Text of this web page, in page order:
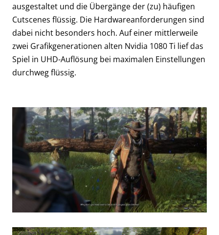
ausgestaltet und die Übergänge der (zu) häufigen
Cutscenes flüssig. Die Hardwareanforderungen sind
dabei nicht besonders hoch. Auf einer mittlerweile
zwei Grafikgenerationen alten Nvidia 1080 Ti lief das
Spiel in UHD-Auflösung bei maximalen Einstellungen
durchweg flüssig.